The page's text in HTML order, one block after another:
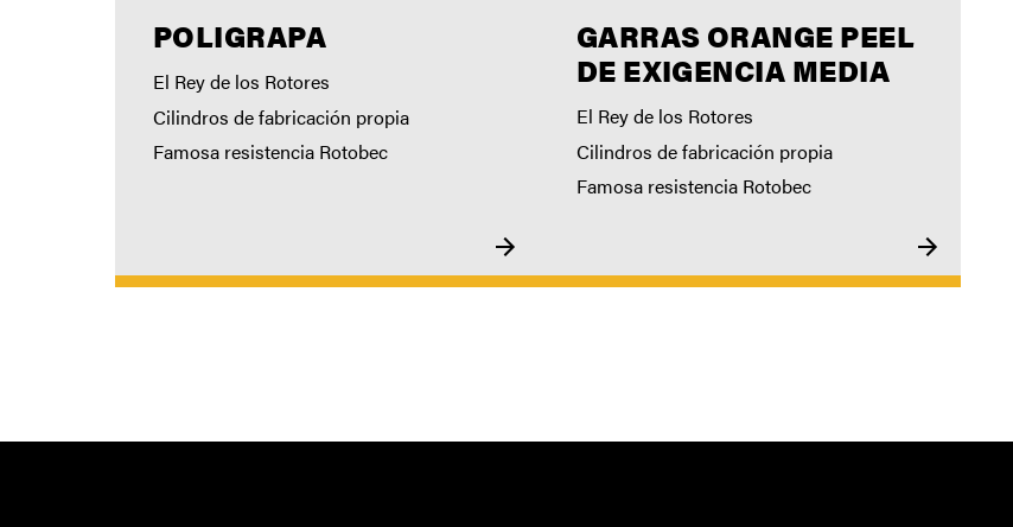
POLIGRAPA
El Rey de los Rotores
Cilindros de fabricación propia
Famosa resistencia Rotobec
GARRAS ORANGE PEEL
DE EXIGENCIA MEDIA
El Rey de los Rotores
Cilindros de fabricación propia
Famosa resistencia Rotobec